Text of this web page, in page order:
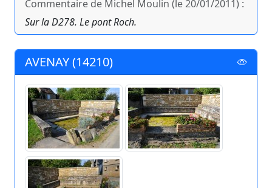
Commentaire de Michel Moulin (le 20/01/2011) :
Sur la D278. Le pont Roch.
AVENAY (14210)